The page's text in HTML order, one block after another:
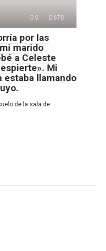
0 670
por las
marido
a Celeste
Mi
estaba llamando
de la sala de